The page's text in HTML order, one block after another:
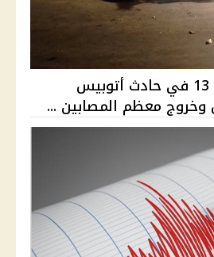
وفاة طفل وإصابة 13 في حادث أتوبيس
معظم المصابين ...